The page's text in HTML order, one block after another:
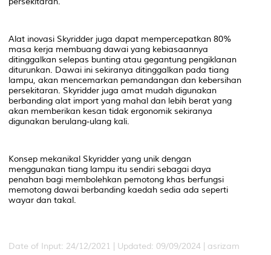
Alat inovasi Skyridder juga dapat mempercepatkan 80%
masa kerja membuang dawai yang kebiasaannya
ditinggalkan selepas bunting atau gegantung pengiklanan
diturunkan. Dawai ini sekiranya ditinggalkan pada tiang
lampu, akan mencemarkan pemandangan dan kebersihan
persekitaran. Skyridder juga amat mudah digunakan
berbanding alat import yang mahal dan lebih berat yang
akan memberikan kesan tidak ergonomik sekiranya
digunakan berulang-ulang kali.
Konsep mekanikal Skyridder yang unik dengan
menggunakan tiang lampu itu sendiri sebagai daya
penahan bagi membolehkan pemotong khas berfungsi
memotong dawai berbanding kaedah sedia ada seperti
wayar dan takal.
Date of Input: 24/12/2021 | Updated: 09/09/2024 | asrizam